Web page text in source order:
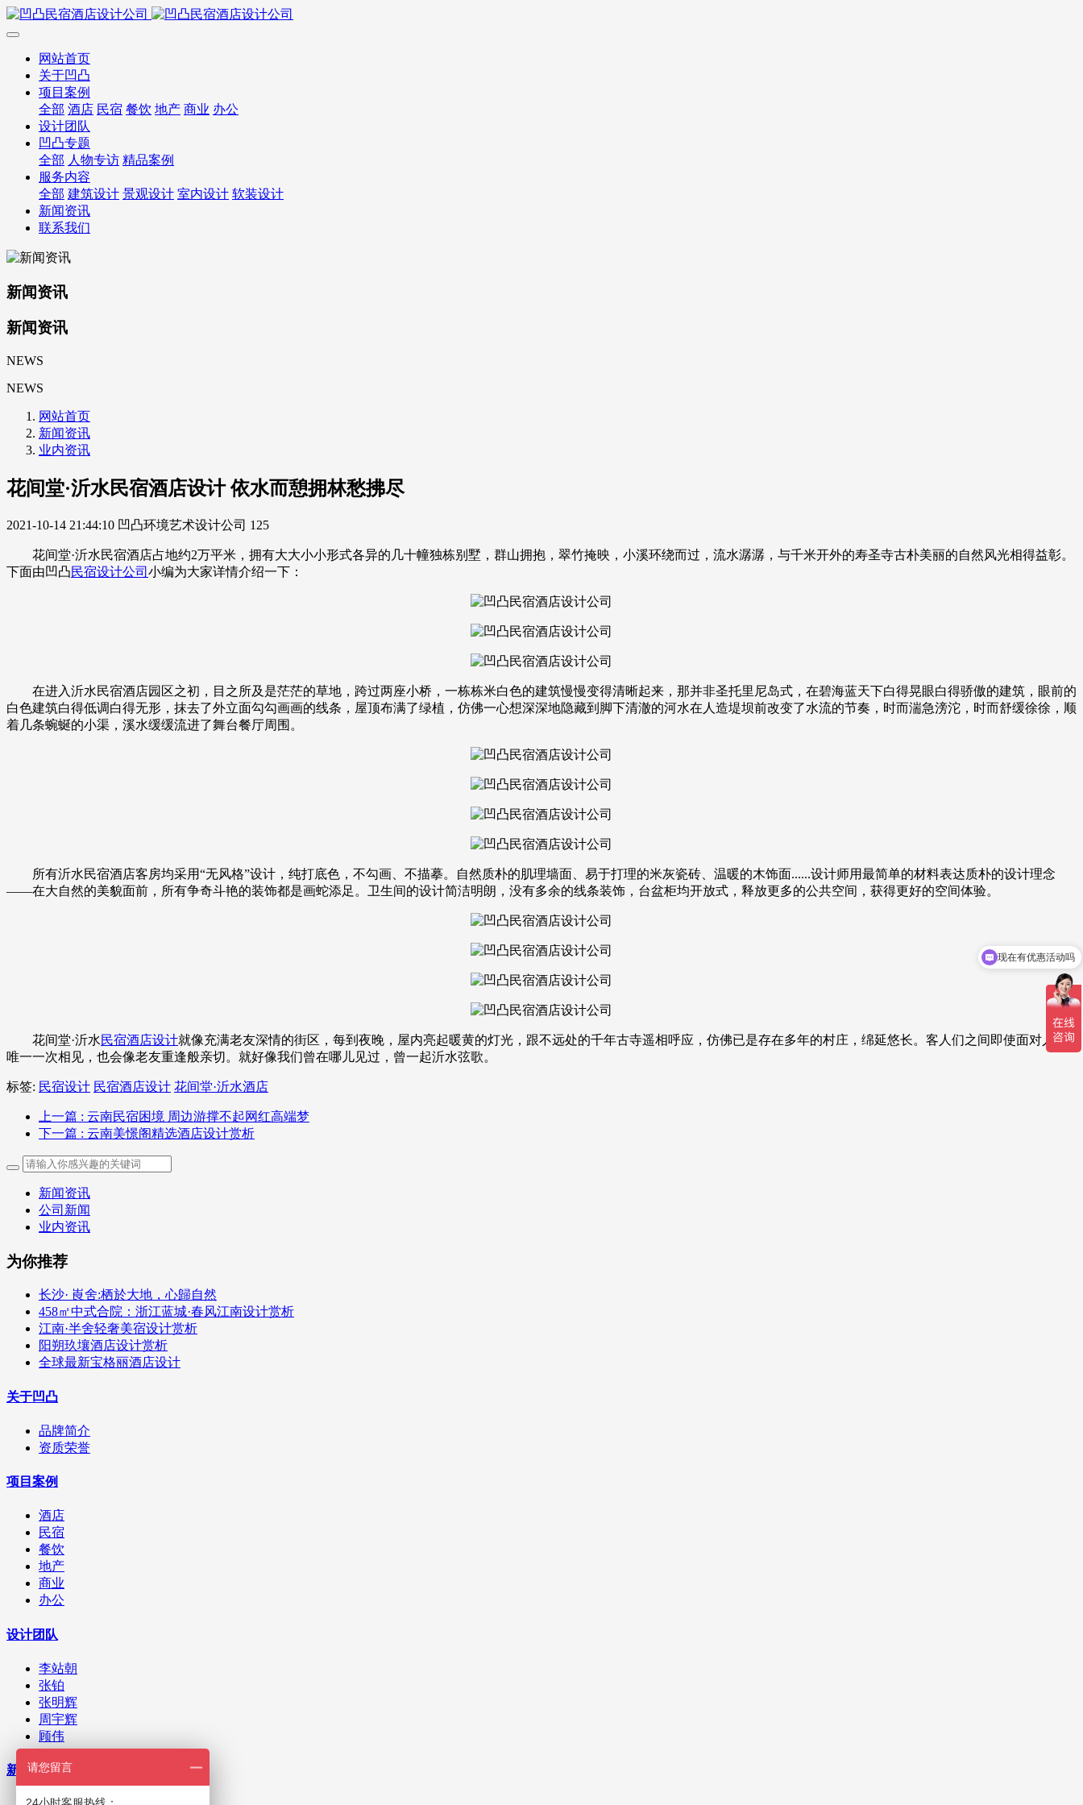
网站首页
关于凹凸
项目案例
全部 酒店 民宿 餐饮 地产 商业 办公
设计团队
凹凸专题
全部 人物专访 精品案例
服务内容
全部 建筑设计 景观设计 室内设计 软装设计
新闻资讯
联系我们
新闻资讯
新闻资讯
NEWS
NEWS
网站首页
新闻资讯
业内资讯
花间堂·沂水民宿酒店设计 依水而憩拥林愁拂尽
2021-10-14 21:44:10 凹凸环境艺术设计公司 125
花间堂·沂水民宿酒店占地约2万平米，拥有大大小小形式各异的几十幢独栋别墅，群山拥抱，翠竹掩映，小溪环绕而过，流水潺潺，与千米开外的寿圣寺古朴美丽的自然风光相得益彰。
下面由凹凸民宿设计公司 小编为大家详情介绍一下：
在进入沂水民宿酒店园区之初，目之所及是茫茫的草地，跨过两座小桥，一栋栋米白色的建筑慢慢变得清晰起来，那并非圣托里尼岛式，在碧海蓝天下白得晃眼白得骄傲的建筑，眼前的
白色建筑白得低调白得无形，抹去了外立面勾勾画画的线条，屋顶布满了绿植，仿佛一心想深深地隐藏到脚下清澈的河水在人造堤坝前改变了水流的节奏，时而湍急滂沱，时而舒缓徐徐，顺
着几条蜿蜒的小渠，溪水缓缓流进了舞台餐厅周围。
所有沂水民宿酒店客房均采用“无风格”设计，纯打底色，不勾画、不描摹。自然质朴的肌理墙面、易于打理的米灰瓷砖、温暖的木饰面......设计师用最简单的材料表达质朴的设计理念
——在大自然的美貌面前，所有争奇斗艳的装饰都是画蛇添足。卫生间的设计简洁明朗，没有多余的线条装饰，台盆柜均开放式，释放更多的公共空间，获得更好的空间体验。
花间堂·沂水民宿酒店设计就像充满老友深情的街区，每到夜晚，屋内亮起暖黄的灯光，跟不远处的千年古寺遥相呼应，仿佛已是存在多年的村庄，绵延悠长。客人们之间即使面对人生
唯一一次相见，也会像老友重逢般亲切。就好像我们曾在哪儿见过，曾一起沂水弦歌。
标签: 民宿设计 民宿酒店设计 花间堂·沂水酒店
上一篇 : 云南民宿困境 周边游撑不起网红高端梦
下一篇 : 云南美憬阁精选酒店设计赏析
新闻资讯
公司新闻
业内资讯
为你推荐
长沙· 崀舍:栖於大地，心歸自然
458㎡中式合院：浙江蓝城·春风江南设计赏析
江南·半舍轻奢美宿设计赏析
阳朔玖壤酒店设计赏析
全球最新宝格丽酒店设计
关于凹凸
品牌简介
资质荣誉
项目案例
酒店
民宿
餐饮
地产
商业
办公
设计团队
李站朝
张铂
张明辉
周宇辉
顾伟
新闻资讯
现在有优惠活动吗
请您留言